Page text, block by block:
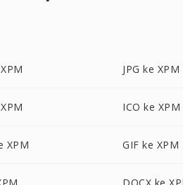
JPG ke XPM
ICO ke XPM
XPM GIF ke XPM